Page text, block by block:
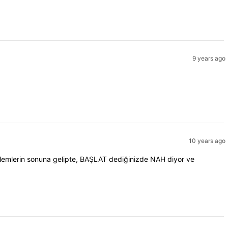
9 years ago
10 years ago
sonuna gelipte, BAŞLAT dediğinizde NAH diyor ve